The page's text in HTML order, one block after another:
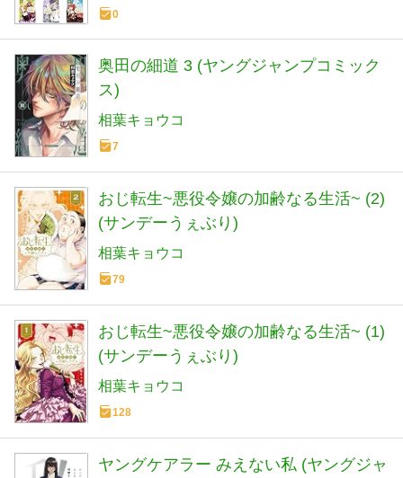
0
奥田の細道 3 (ヤングジャンプコミック
ス)
相葉キョウコ
7
おじ転生~悪役令嬢の加齢なる生活~ (2)
(サンデーうぇぶり)
相葉キョウコ
79
おじ転生~悪役令嬢の加齢なる生活~ (1)
(サンデーうぇぶり)
相葉キョウコ
128
ヤングケアラー みえない私 (ヤングジャ